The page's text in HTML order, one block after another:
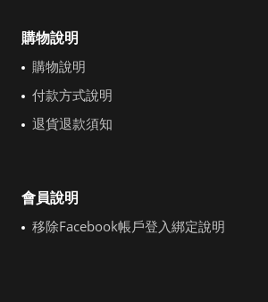
購物說明
購物說明
付款方式說明
退貨退款須知
會員說明
移除Facebook帳戶登入綁定說明